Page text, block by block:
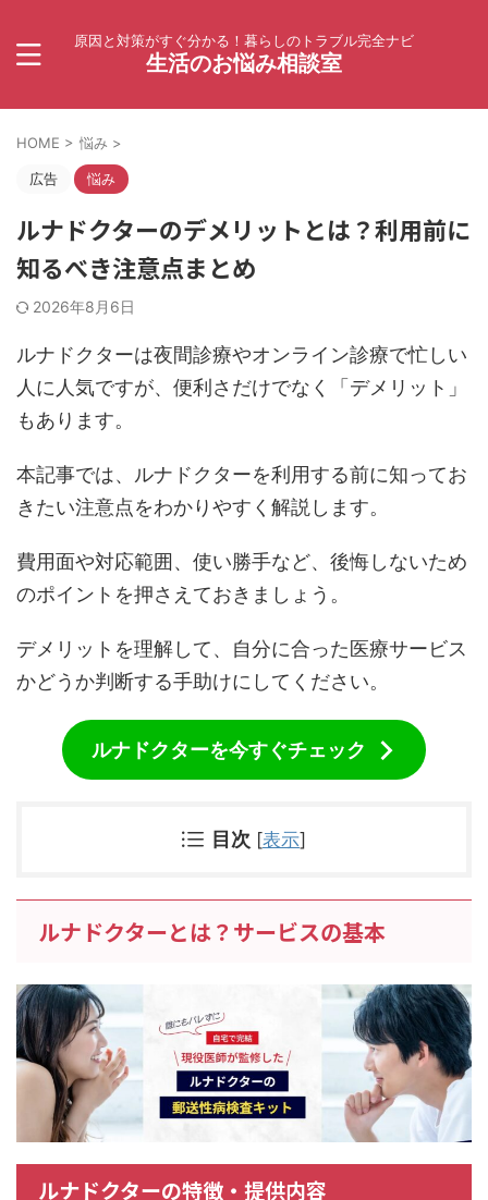
原因と対策がすぐ分かる！暮らしのトラブル完全ナビ
生活のお悩み相談室
HOME > 悩み >
広告 悩み
ルナドクターのデメリットとは？利用前に
知るべき注意点まとめ
2026年8月6日
ルナドクターは夜間診療やオンライン診療で忙しい
人に人気ですが、便利さだけでなく「デメリット」
もあります。
本記事では、ルナドクターを利用する前に知ってお
きたい注意点をわかりやすく解説します。
費用面や対応範囲、使い勝手など、後悔しないため
のポイントを押さえておきましょう。
デメリットを理解して、自分に合った医療サービス
かどうか判断する手助けにしてください。
ルナドクターを今すぐチェック
目次 [表示]
ルナドクターとは？サービスの基本
ルナドクターの特徴・提供内容